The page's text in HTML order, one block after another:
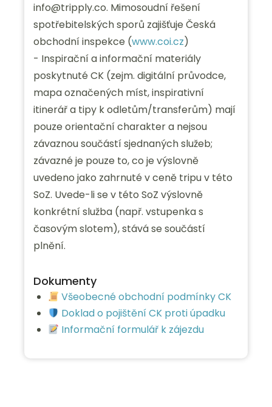
info@tripply.co. Mimosoudní řešení
spotřebitelských sporů zajišťuje Česká
obchodní inspekce (www.coi.cz)
- Inspirační a informační materiály
poskytnuté CK (zejm. digitální průvodce,
mapa označených míst, inspirativní
itinerář a tipy k odletům/transferům) mají
pouze orientační charakter a nejsou
závaznou součástí sjednaných služeb;
závazné je pouze to, co je výslovně
uvedeno jako zahrnuté v ceně tripu v této
SoZ. Uvede-li se v této SoZ výslovně
konkrétní služba (např. vstupenka s
časovým slotem), stává se součástí
plnění.
Dokumenty
Všeobecné obchodní podmínky CK
Doklad o pojištění CK proti úpadku
Informační formulář k zájezdu